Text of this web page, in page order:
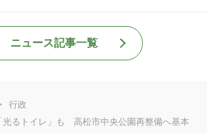
ニュース記事一覧
行政
光るトイレ」も 高松市中央公園再整備へ基本